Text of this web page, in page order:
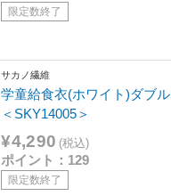
限定数終了
サカノ繊維
学童給食衣(ホワイト)ダブ
＜SKY14005＞
¥4,290 (税込)
ポイント：129
限定数終了